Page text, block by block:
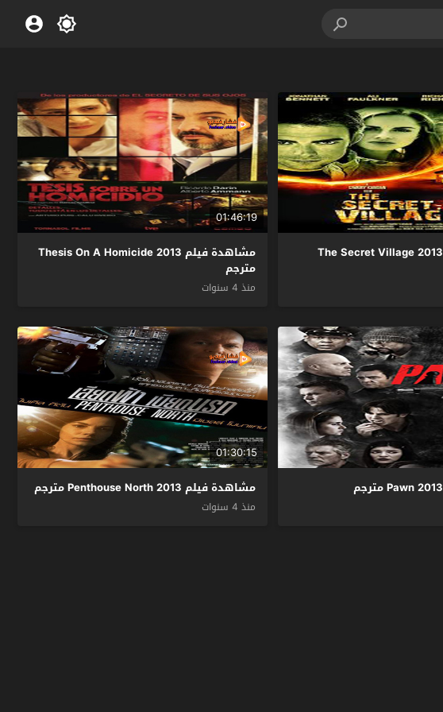
مشاهدة فيلم The Secret Village 2013
01:46:19
مشاهدة فيلم Thesis On A Homicide 2013
مترجم
منذ 4 سنوات
01:30:15
مشاهدة فيلم Penthouse North 2013 مترجم
منذ 4 سنوات